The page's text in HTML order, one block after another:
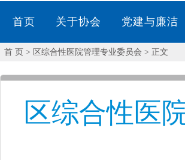
首 页 > 区综合性医院管理专业委员会 > 正文
区综合性医